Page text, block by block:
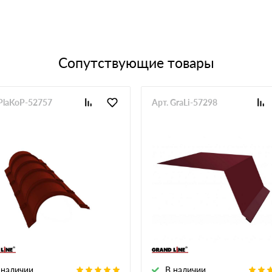
Сопутствующие товары
52757
В наличии
Арт. GraLi-57298